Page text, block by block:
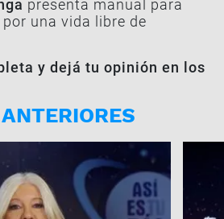
presenta manual para
una vida libre de
y dejá tu opinión en los